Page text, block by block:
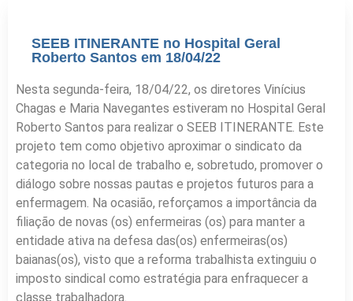
SEEB ITINERANTE no Hospital Geral
Roberto Santos em 18/04/22
Nesta segunda-feira, 18/04/22, os diretores Vinícius
Chagas e Maria Navegantes estiveram no Hospital Geral
Roberto Santos para realizar o SEEB ITINERANTE. Este
projeto tem como objetivo aproximar o sindicato da
categoria no local de trabalho e, sobretudo, promover o
diálogo sobre nossas pautas e projetos futuros para a
enfermagem. Na ocasião, reforçamos a importância da
filiação de novas (os) enfermeiras (os) para manter a
entidade ativa na defesa das(os) enfermeiras(os)
baianas(os), visto que a reforma trabalhista extinguiu o
imposto sindical como estratégia para enfraquecer a
classe trabalhadora.